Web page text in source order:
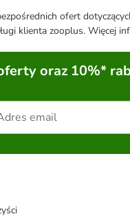
ofert
klienta zooplus. Więcej
oraz 10%*